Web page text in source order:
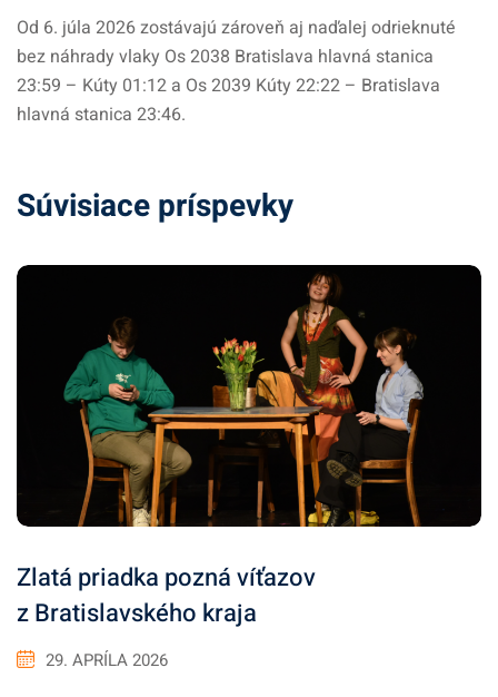
Od 6. júla 2026 zostávajú zároveň aj naďalej odrieknuté
bez náhrady vlaky Os 2038 Bratislava hlavná stanica
23:59 – Kúty 01:12 a Os 2039 Kúty 22:22 – Bratislava
hlavná stanica 23:46.
Súvisiace príspevky
Zlatá priadka pozná víťazov
z Bratislavského kraja
29. APRÍLA 2026